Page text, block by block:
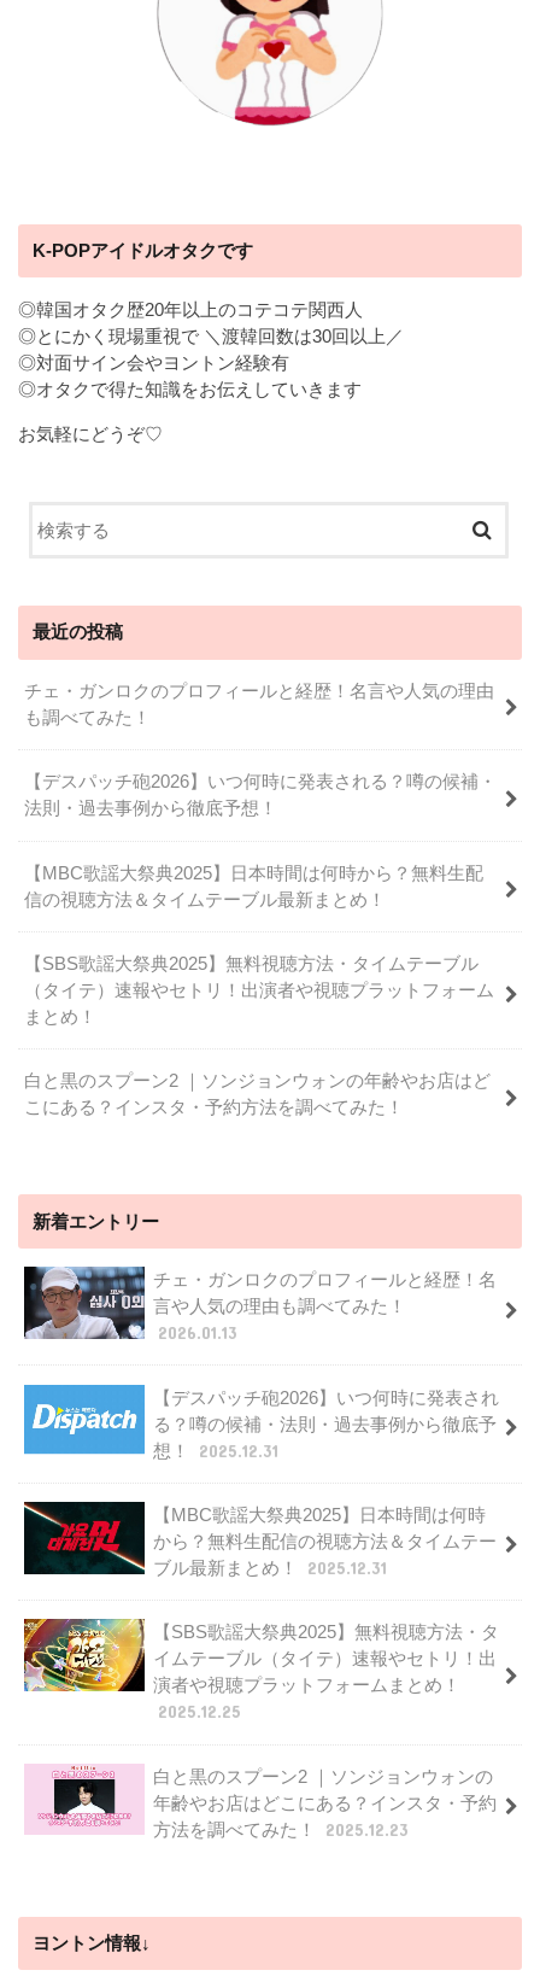
K-POPアイドルオタクです
◎韓国オタク歴20年以上のコテコテ関西人
◎とにかく現場重視で ＼渡韓回数は30回以上／
◎対面サイン会やヨントン経験有
◎オタクで得た知識をお伝えしていきます
お気軽にどうぞ♡
最近の投稿
チェ・ガンロクのプロフィールと経歴！名言や人気の理由
も調べてみた！
【デスパッチ砲2026】いつ何時に発表される？噂の候補・
法則・過去事例から徹底予想！
【MBC歌謡大祭典2025】日本時間は何時から？無料生配
信の視聴方法＆タイムテーブル最新まとめ！
【SBS歌謡大祭典2025】無料視聴方法・タイムテーブル
（タイテ）速報やセトリ！出演者や視聴プラットフォーム
まとめ！
白と黒のスプーン2 ｜ソンジョンウォンの年齢やお店はど
こにある？インスタ・予約方法を調べてみた！
新着エントリー
チェ・ガンロクのプロフィールと経歴！名
言や人気の理由も調べてみた！
2026.01.13
【デスパッチ砲2026】いつ何時に発表され
る？噂の候補・法則・過去事例から徹底予
想！
2025.12.31
【MBC歌謡大祭典2025】日本時間は何時
から？無料生配信の視聴方法＆タイムテー
ブル最新まとめ！
2025.12.31
【SBS歌謡大祭典2025】無料視聴方法・タ
イムテーブル（タイテ）速報やセトリ！出
演者や視聴プラットフォームまとめ！
2025.12.25
白と黒のスプーン2 ｜ソンジョンウォンの
年齢やお店はどこにある？インスタ・予約
方法を調べてみた！
2025.12.23
ヨントン情報↓